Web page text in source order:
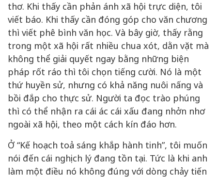
thơ. Khi thấy cần phản ánh xã hội trực diện, tôi
viết báo. Khi thấy cần đóng góp cho văn chương
thì viết phê bình văn học. Và bây giờ, thấy rằng
trong một xã hội rất nhiều chua xót, dằn vặt mà
không thể giải quyết ngay bằng những biện
pháp rốt ráo thì tôi chọn tiếng cười. Nó là một
thứ huyền sử, nhưng có khả năng nuôi nấng và
bồi đắp cho thực sử. Người ta đọc trào phúng
thì có thể nhận ra cái ác cái xấu đang nhởn nhơ
ngoài xã hội, theo một cách kín đáo hơn.
Ở “Kế hoạch toả sáng khắp hành tinh”, tôi muốn
nói đến cái nghịch lý đang tồn tại. Tức là khi anh
làm một điều nó không đúng với dòng chảy tiến